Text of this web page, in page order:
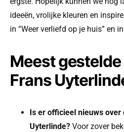
ideeën, vrolijke kleuren en
in “Weer verliefd op je huis” en
Meest
Frans
Is er officieel nieuws
Uyterlinde? Voor zover